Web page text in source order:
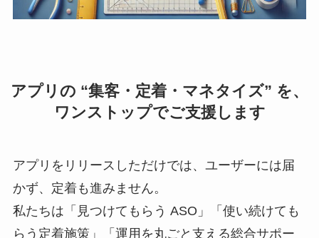
アプリの “集客・定着・マネタイズ” を、
ワンストップでご支援します
アプリをリリースしただけでは、ユーザーには届
かず、定着も進みません。
私たちは「見つけてもらう ASO」「使い続けても
らう定着施策」「運用を丸ごと支える総合サポー